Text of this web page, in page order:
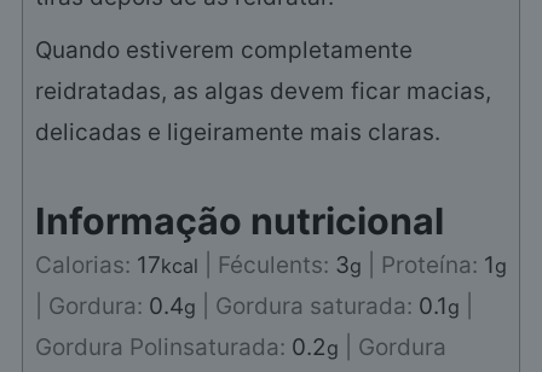
Quando estiverem completamente
reidratadas, as algas devem ficar macias,
delicadas e ligeiramente mais claras.
Informação nutricional
Calorias: 17kcal Féculents: 3g Proteína: 1g
Gordura: 0.4g Gordura saturada: 0.1g
Gordura Polinsaturada: 0.2g
Gordura